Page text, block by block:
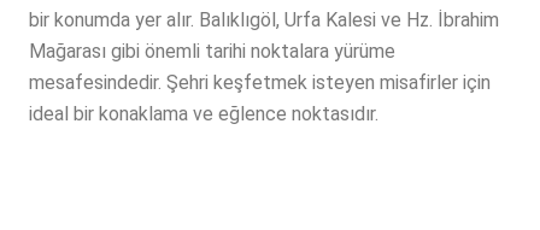
bir konumda yer alır. Balıklıgöl, Urfa Kalesi ve Hz. İbrahim
Mağarası gibi önemli tarihi noktalara yürüme
mesafesindedir. Şehri keşfetmek isteyen misafirler için
ideal bir konaklama ve eğlence noktasıdır.